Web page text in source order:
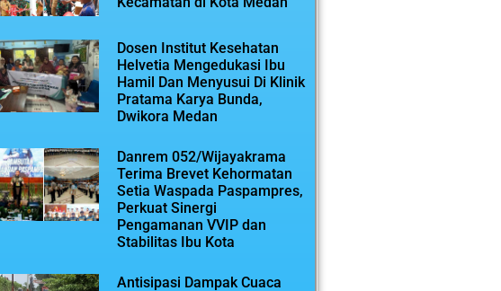
Dosen Institut Kesehatan
Helvetia Mengedukasi Ibu
Hamil Dan Menyusui Di Klinik
Pratama Karya Bunda,
Dwikora Medan
Danrem 052/Wijayakrama
Terima Brevet Kehormatan
Setia Waspada Paspampres,
Perkuat Sinergi
Pengamanan VVIP dan
Stabilitas Ibu Kota
Antisipasi Dampak Cuaca